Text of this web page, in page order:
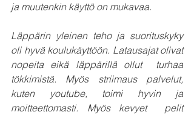
ja muutenkin käyttö on mukavaa.
Läppärin yleinen teho ja suorituskyky
oli hyvä koulukäyttöön. Latausajat olivat
nopeita eikä läppärillä ollut  turhaa
tökkimistä. Myös striimaus palvelut,
kuten youtube, toimi hyvin ja
moitteettomasti. Myös kevyet  pelit